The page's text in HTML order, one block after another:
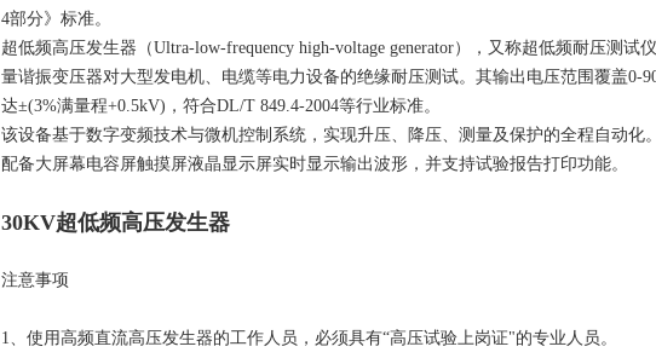
4部分》标准。
超低频高压发生器（Ultra-low-frequency high-voltage generator），又称超低频耐压测
量谐振变压器对大型发电机、电缆等电力设备的绝缘耐压测试。其输出电压范围覆盖0-
达±(3%满量程+0.5kV)，符合DL/T 849.4-2004等行业标准。
该设备基于数字变频技术与微机控制系统，实现升压、降压、测量及保护的全程自动化
配备大屏幕电容屏触摸屏液晶显示屏实时显示输出波形，并支持试验报告打印功能。
30KV超低频高压发生器
注意事项
1、使用高频直流高压发生器的工作人员，必须具有“高压试验上岗证"的专业人员。